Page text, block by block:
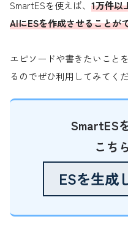
SmartESを使えば、 1万件以
AIにESを作成させることが
エピソードや書きたいこと
るのでぜひ利用してみてく
SmartES
こち
ESを生成